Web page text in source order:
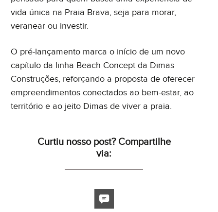
vida única na Praia Brava, seja para morar,
veranear ou investir.
O pré-lançamento marca o início de um novo
capítulo da linha Beach Concept da Dimas
Construções, reforçando a proposta de oferecer
empreendimentos conectados ao bem-estar, ao
território e ao jeito Dimas de viver a praia.
Curtiu nosso post? Compartilhe
via: